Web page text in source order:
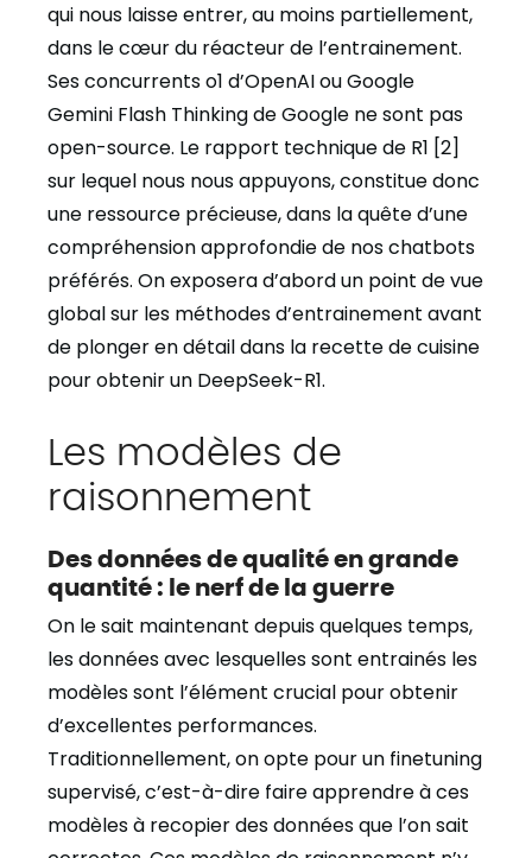
qui nous laisse entrer, au moins partiellement,
dans le cœur du réacteur de l’entrainement.
Ses concurrents o1 d’OpenAI ou Google
Gemini Flash Thinking de Google ne sont pas
open-source. Le rapport technique de R1 [2]
sur lequel nous nous appuyons, constitue donc
une ressource précieuse, dans la quête d’une
compréhension approfondie de nos chatbots
préférés. On exposera d’abord un point de vue
global sur les méthodes d’entrainement avant
de plonger en détail dans la recette de cuisine
pour obtenir un DeepSeek-R1.
Les modèles de
raisonnement
Des données de qualité en grande
quantité : le nerf de la guerre
On le sait maintenant depuis quelques temps,
les données avec lesquelles sont entrainés les
modèles sont l’élément crucial pour obtenir
d’excellentes performances.
Traditionnellement, on opte pour un finetuning
supervisé, c’est-à-dire faire apprendre à ces
modèles à recopier des données que l’on sait